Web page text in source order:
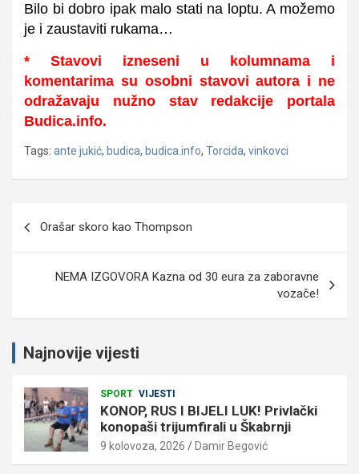
Bilo bi dobro ipak malo stati na loptu. A možemo
je i zaustaviti rukama…
* Stavovi izneseni u kolumnama i
komentarima su osobni stavovi autora i ne
odražavaju nužno stav redakcije portala
Budica.info.
Tags: ante jukić, budica, budica.info, Torcida, vinkovci
Orašar skoro kao Thompson
NEMA IZGOVORA Kazna od 30 eura za zaboravne
vozače!
Najnovije vijesti
SPORT VIJESTI
KONOP, RUS I BIJELI LUK! Privlački
konopaši trijumfirali u Škabrnji
9 kolovoza, 2026 Damir Begović